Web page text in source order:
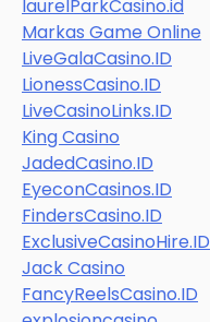
laurelParkCasino.id
Markas Game Online
LiveGalaCasino.ID
LionessCasino.ID
LiveCasinoLinks.ID
King Casino
JadedCasino.ID
EyeconCasinos.ID
FindersCasino.ID
ExclusiveCasinoHire.ID
Jack Casino
FancyReelsCasino.ID